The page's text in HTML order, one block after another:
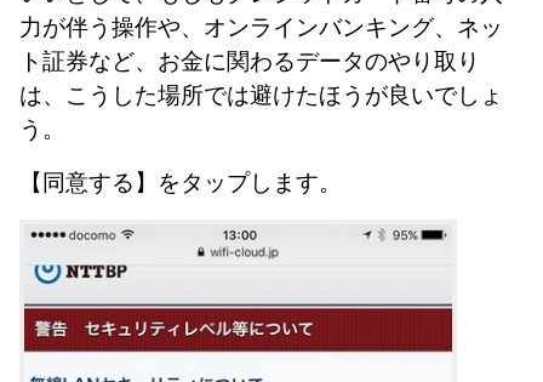
力が伴う操作や、オンラインバンキング、ネッ
ト証券など、お金に関わるデータのやり取り
は、こうした場所では避けたほうが良いでしょ
う。
【同意する】をタップします。